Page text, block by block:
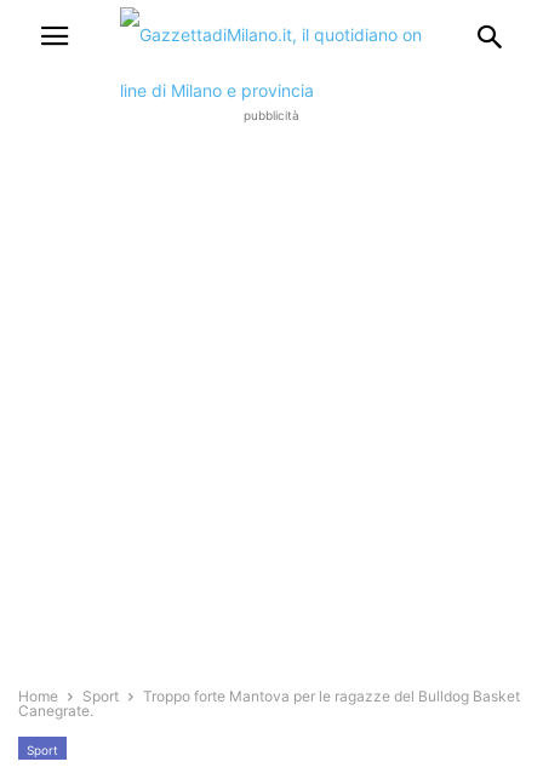
pubblicità
Home Sport
Troppo forte Mantova per le ragazze del Bulldog Basket
Canegrate.
Sport